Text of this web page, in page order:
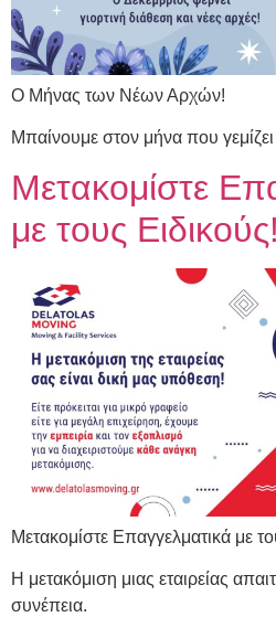
Ο Μήνας των Νέων Αρχών!
Μπαίνουμε στον μήνα που
Μετακομίστε
με τους Ειδικούς!
Μετακομίστε Επαγγελματικά με
Η μετακόμιση μιας εταιρείας
συνέπεια.